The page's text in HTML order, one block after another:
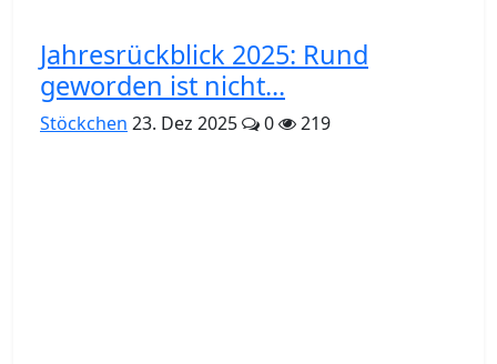
Jahresrückblick 2025: Rund
geworden ist nicht...
Stöckchen 23. Dez 2025 0 219